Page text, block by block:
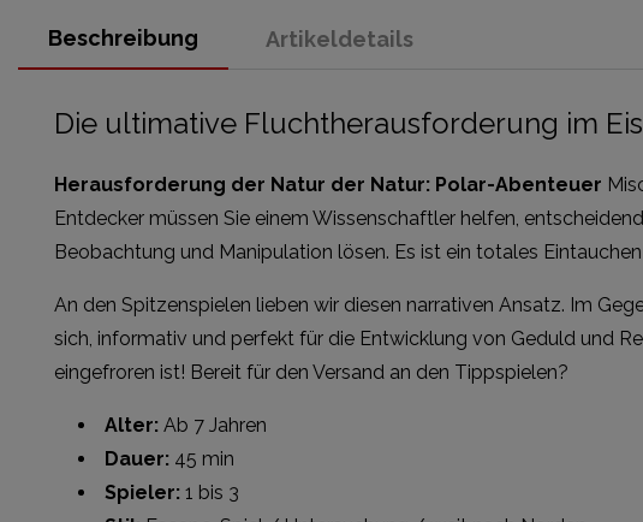
Beschreibung Artikeldetails
Die ultimative Fluchtherausforderung im
Herausforderung der Natur der Natur: Polar-Abenteuer
Entdecker müssen Sie einem Wissenschaftler helfen,
Beobachtung und Manipulation lösen. Es ist ein totales
An den Spitzenspielen lieben wir diesen narrativen Ansatz. Im
sich, informativ und perfekt für die Entwicklung von Geduld und
eingefroren ist! Bereit für den Versand an den Tippspielen?
Alter: Ab 7 Jahren
Dauer: 45 min
Spieler: 1 bis 3